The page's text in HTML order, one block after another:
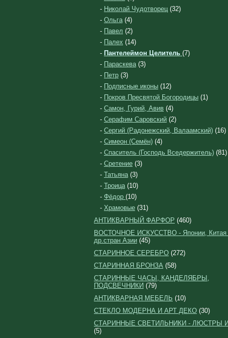
- Николай Чудотворец (32)
- Ольга(4)
- Павел (2)
- Палех (14)
- Пантелеймон Целитель (7)
- Параскева(3)
- Петр (3)
- Подписные иконы (12)
- Покров Пресвятой Богородицы (1)
- Самон, Гурий, Авив (4)
- Серафим Саровский (2)
- Сергий (Радонежский, Валаамский) (16)
- Симеон (Семён) (4)
- Спаситель (Господь Вседержитель) (81)
- Сретение (3)
- Татьяна(3)
- Троица(10)
- Фёдор (10)
- Храмовые (31)
АНТИКВАРНЫЙ ФАРФОР (460)
ВОСТОЧНОЕ ИСКУССТВО - Японии, Китая
др.стран Азии (45)
СТАРИННОЕ СЕРЕБРО (272)
СТАРИННАЯ БРОНЗА (58)
СТАРИННЫЕ ЧАСЫ, КАНДЕЛЯБРЫ,
ПОДСВЕЧНИКИ (79)
АНТИКВАРНАЯ МЕБЕЛЬ (10)
СТЕКЛО МОДЕРНА И АРТ ДЕКО (30)
СТАРИННЫЕ СВЕТИЛЬНИКИ - ЛЮСТРЫ
(5)